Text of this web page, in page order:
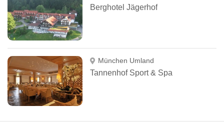
Berghotel Jägerhof
München Umland
Tannenhof Sport & Spa